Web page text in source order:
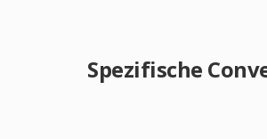
Spezifische